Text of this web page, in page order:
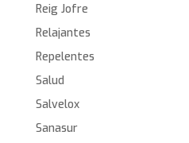
Reig Jofre
Relajantes
Repelentes
Salud
Salvelox
Sanasur